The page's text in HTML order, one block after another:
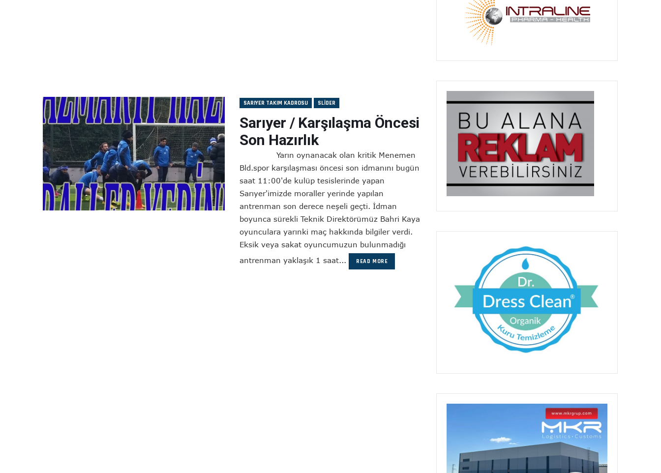
SARIYER TAKIM KADROSU SLIDER
Sarıyer / Karşılaşma Öncesi
Son Hazırlık
Yarın oynanacak olan kritik Menemen
Bld.spor karşılaşması öncesi son idmanını bugün
saat 11:00'de kulüp tesislerinde yapan
Sarıyer'imizde moraller yerinde yapılan
antrenman son derece neşeli geçti. İdman
boyunca sürekli Teknik Direktörümüz Bahri Kaya
oyunculara yarınki maç hakkında bilgiler verdi.
Eksik veya sakat oyuncumuzun bulunmadığı
antrenman yaklaşık 1 saat...
READ MORE